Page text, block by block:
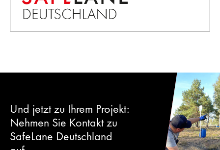
Und jetzt zu Ihrem Projekt:
Nehmen Sie Kontakt zu
SafeLane Deutschland